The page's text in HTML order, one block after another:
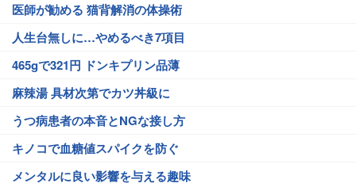
医師が勧める 猫背解消の体操術
人生台無しに…やめるべき7項目
465gで321円 ドンキプリン品薄
麻辣湯 具材次第でカツ丼級に
うつ病患者の本音とNGな接し方
キノコで血糖値スパイクを防ぐ
メンタルに良い影響を与える趣味